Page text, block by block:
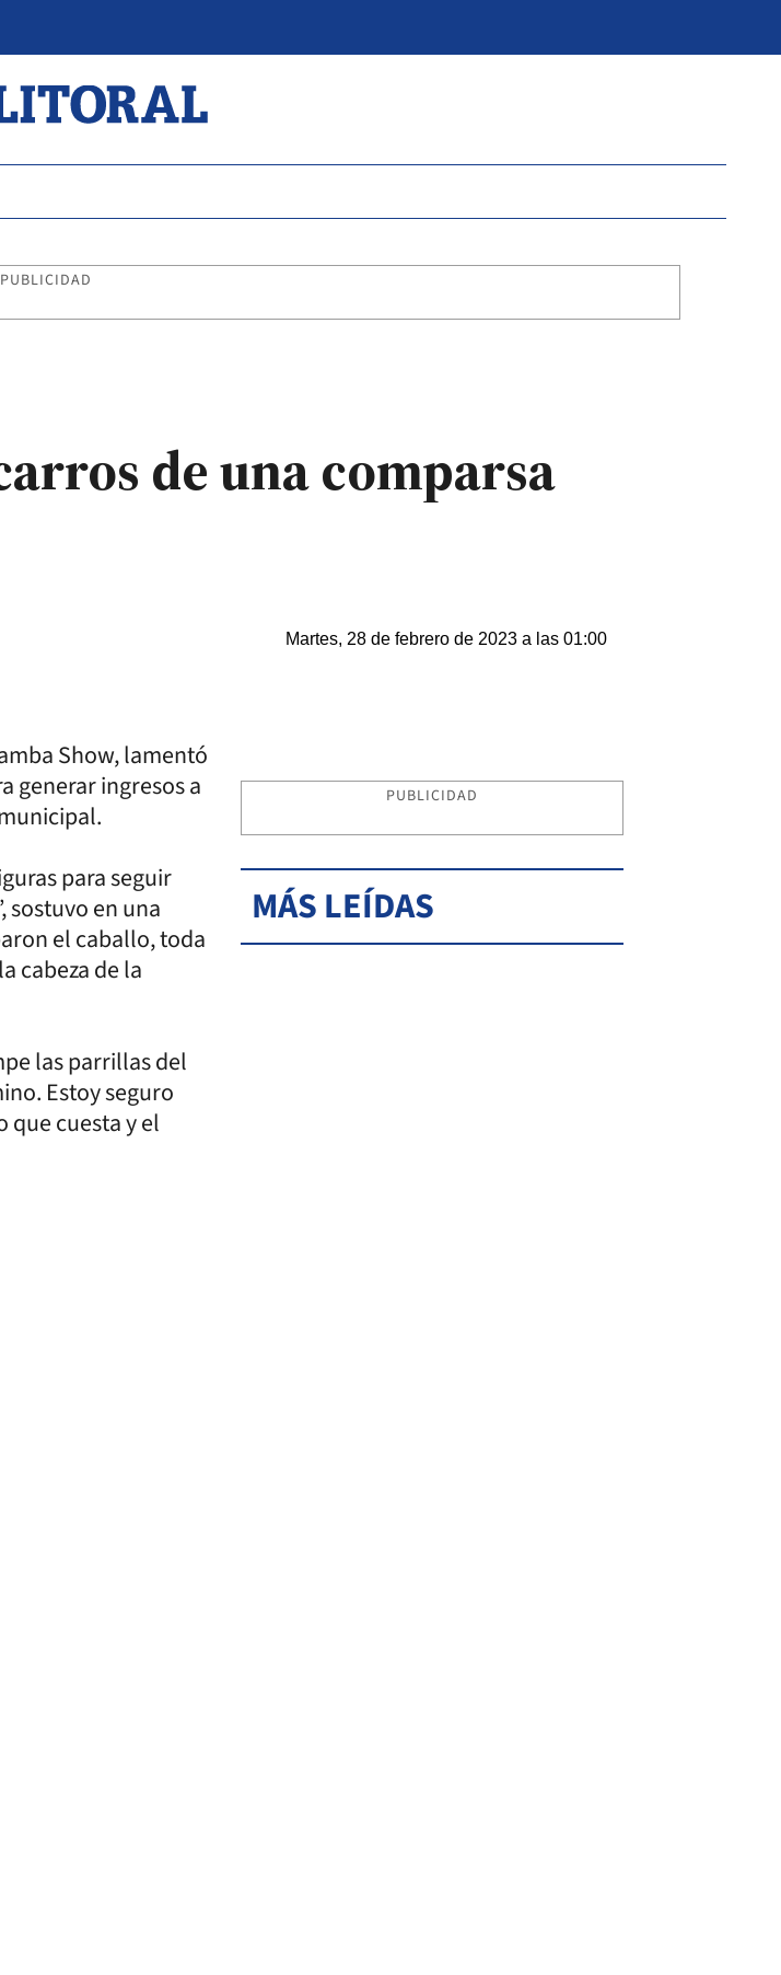
PUBLICIDAD
de una comparsa
Martes, 28 de febrero de 2023 a las 01:00
Show, lamentó
generar ingresos a
para seguir
sostuvo en una
el caballo, toda
cabeza de la
las parrillas del
Estoy seguro
que cuesta y el
PUBLICIDAD
MÁS LEÍDAS